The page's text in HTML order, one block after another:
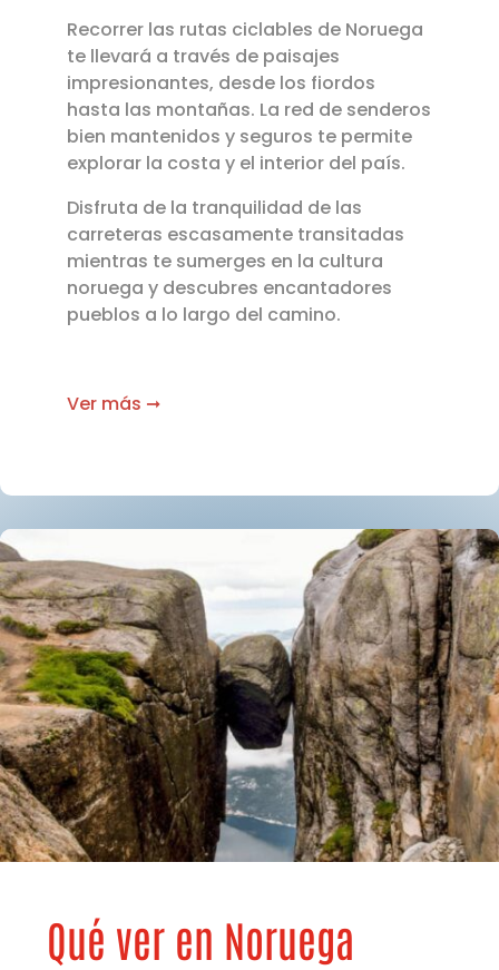
Recorrer las rutas ciclables de Noruega
te llevará a través de paisajes
impresionantes, desde los fiordos
hasta las montañas. La red de senderos
bien mantenidos y seguros te permite
explorar la costa y el interior del país.
Disfruta de la tranquilidad de las
carreteras escasamente transitadas
mientras te sumerges en la cultura
noruega y descubres encantadores
pueblos a lo largo del camino.
Ver más ➞
Qué ver en Noruega